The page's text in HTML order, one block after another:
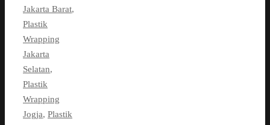
Jakarta Barat,
Plastik
Wrapping
Jakarta
Selatan,
Plastik
Wrapping
Jogja, Plastik